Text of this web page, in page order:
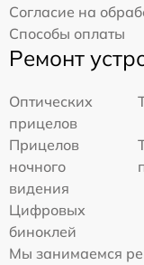
Согласие на
Способы оплаты
Ремонт
Оптических
прицелов
Прицелов
ночного
видения
Цифровых
биноклей
Мы занимаемся